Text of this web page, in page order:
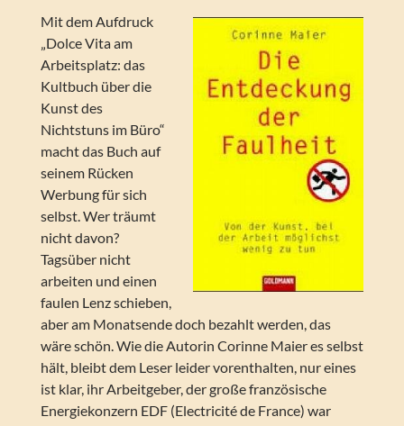
Mit dem Aufdruck
„Dolce Vita am
Arbeitsplatz: das
Kultbuch über die
Kunst des
Nichtstuns im Büro“
macht das Buch auf
seinem Rücken
Werbung für sich
selbst. Wer träumt
nicht davon?
Tagsüber nicht
arbeiten und einen
faulen Lenz schieben,
aber am Monatsende doch bezahlt werden, das
wäre schön. Wie die Autorin Corinne Maier es selbst
hält, bleibt dem Leser leider vorenthalten, nur eines
ist klar, ihr Arbeitgeber, der große französische
Energiekonzern EDF (Electricité de France) war